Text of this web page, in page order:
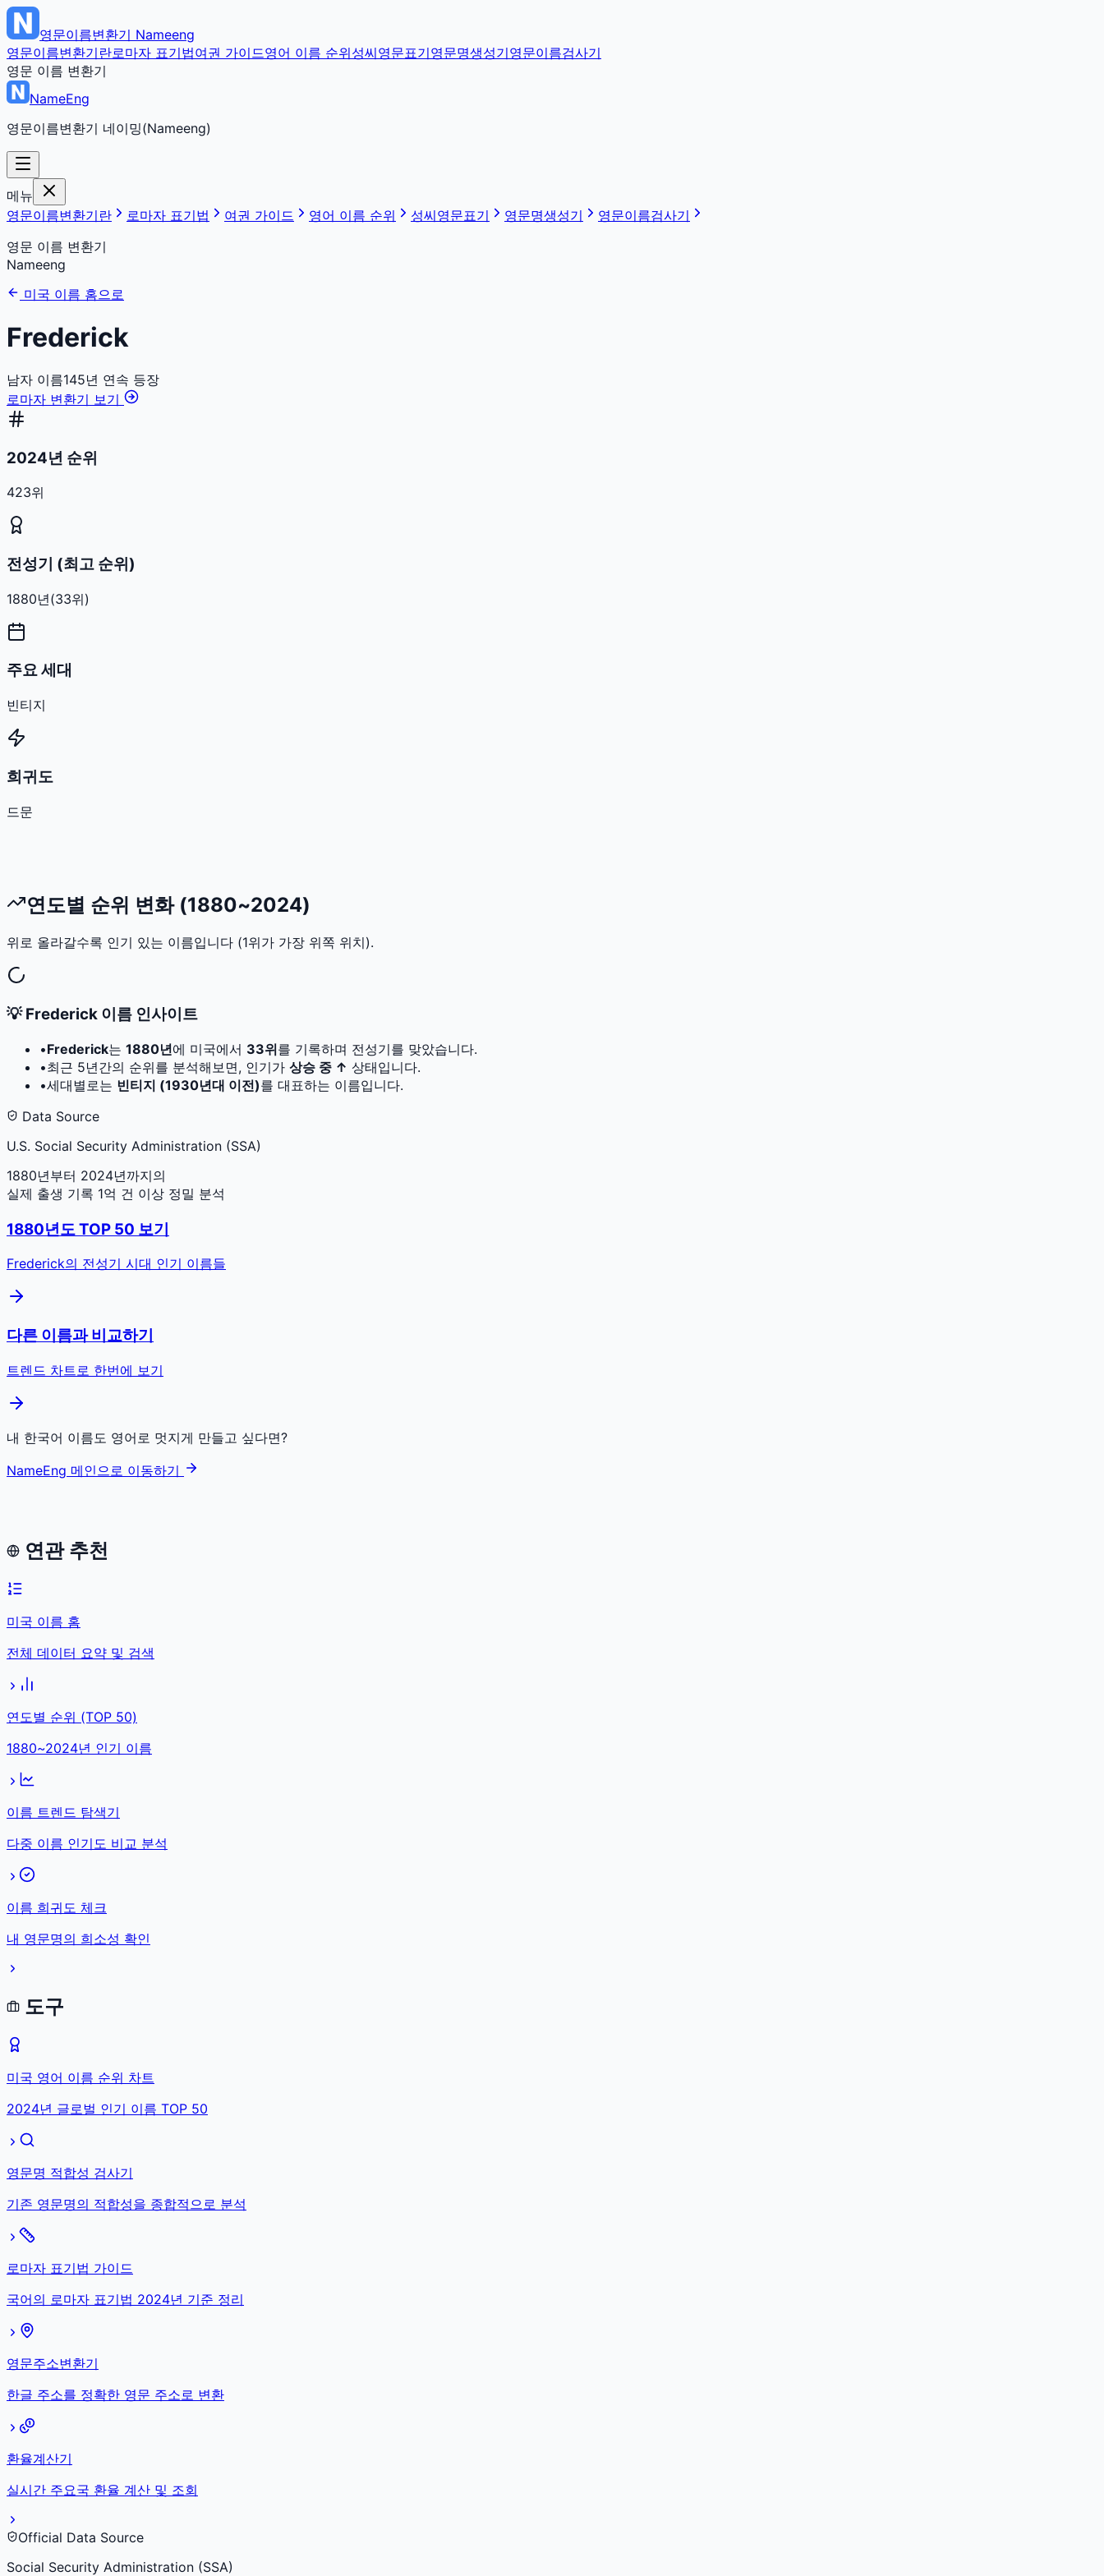
영문이름변환기 Nameeng
영문이름변환기란로마자 표기법여권 가이드영어 이름 순위성씨영문표기영문명생성기영문이름검사기
영문 이름 변환기
NameEng
영문이름변환기 네이밍(Nameeng)
메뉴
영문이름변환기란
로마자 표기법 여권 가이드 영어 이름 순위 성씨영문표기 영문명생성기
영문이름검사기
영문 이름 변환기
Nameeng
미국 이름 홈으로
Frederick
남자 이름145년 연속 등장
로마자 변환기 보기
2024년 순위
423위
전성기 (최고 순위)
1880년(33위)
주요 세대
빈티지
희귀도
드문
연도별 순위 변화 (1880~2024)
위로 올라갈수록 인기 있는 이름입니다 (1위가 가장 위쪽 위치).
💡Frederick 이름 인사이트
•Frederick는 1880년에 미국에서 33위를 기록하며 전성기를 맞았습니다.
•최근 5년간의 순위를 분석해보면, 인기가 상승 중 ↑ 상태입니다.
•세대별로는 빈티지 (1930년대 이전)를 대표하는 이름입니다.
Data Source
U.S. Social Security Administration (SSA)
1880년부터 2024년까지의
실제 출생 기록 1억 건 이상 정밀 분석
1880년도 TOP 50 보기
Frederick의 전성기 시대 인기 이름들
다른 이름과 비교하기
트렌드 차트로 한번에 보기
내 한국어 이름도 영어로 멋지게 만들고 싶다면?
NameEng 메인으로 이동하기
연관 추천
미국 이름 홈
전체 데이터 요약 및 검색
연도별 순위 (TOP 50)
1880~2024년 인기 이름
이름 트렌드 탐색기
다중 이름 인기도 비교 분석
이름 희귀도 체크
내 영문명의 희소성 확인
도구
미국 영어 이름 순위 차트
2024년 글로벌 인기 이름 TOP 50
영문명 적합성 검사기
기존 영문명의 적합성을 종합적으로 분석
로마자 표기법 가이드
국어의 로마자 표기법 2024년 기준 정리
영문주소변환기
한글 주소를 정확한 영문 주소로 변환
환율계산기
실시간 주요국 환율 계산 및 조회
Official Data Source
Social Security Administration (SSA)